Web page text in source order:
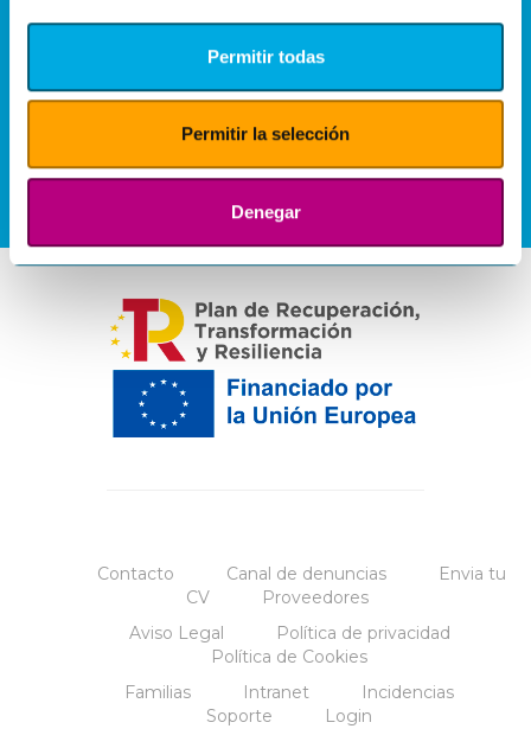
Permitir todas
Permitir la selección
Denegar
Contacto Canal de denuncias
Envia tu
CV
Proveedores
Aviso Legal
Política de privacidad
Política de Cookies
Familias
Intranet
Incidencias
Soporte
Login